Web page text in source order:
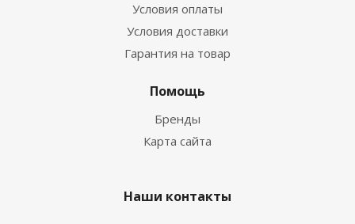
Условия оплаты
Условия доставки
Гарантия на товар
Помощь
Бренды
Карта сайта
Наши контакты